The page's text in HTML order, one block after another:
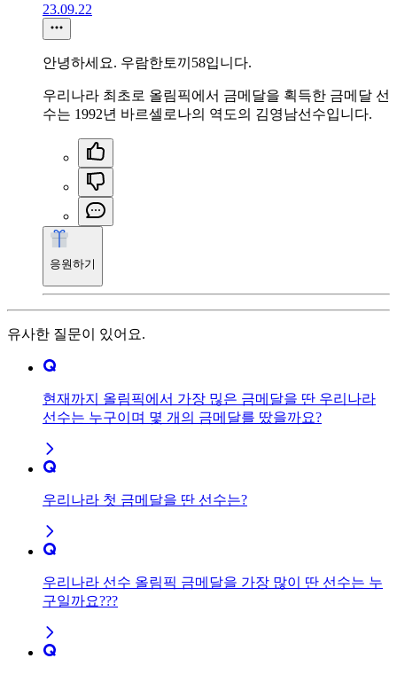
23.09.22
안녕하세요. 우람한토끼58입니다.
우리나라 최초로 올림픽에서 금메달을 획득한 금메달 선
수는 1992년 바르셀로나의 역도의 김영남선수입니다.
응원하기
유사한 질문이 있어요.
현재까지 올림픽에서 가장 믾은 금메달을 딴 우리나라
선수는 누구이며 몇 개의 금메달를 땄을까요?
우리나라 첫 금메달을 딴 선수는?
우리나라 선수 올림픽 금메달을 가장 많이 딴 선수는 누
구일까요???